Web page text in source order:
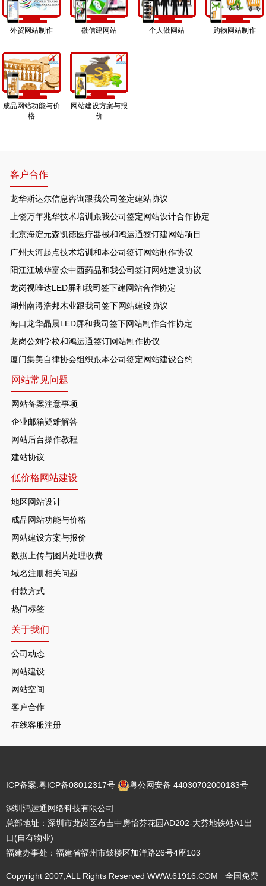
外贸网站制作 微信建网站 个人做网站 购物网站制作
成品网站功能与价
格
网站建设方案与报
价
客户合作
龙华斯达尔信息咨询跟我公司签定建站协议
上饶万年兆华技术培训跟我公司签定网站设计合作协定
北京海淀元森凯德医疗器械和鸿运通签订建网站项目
广州天河起点技术培训和本公司签订网站制作协议
阳江江城华富众中西药品和我公司签订网站建设协议
龙岗视唯达LED屏和我司签下建网站合作协定
湖州南浔浩邦木业跟我司签下网站建设协议
海口龙华晶晨LED屏和我司签下网站制作合作协定
龙岗公刘学校和鸿运通签订网站制作协议
厦门集美自律协会组织跟本公司签定网站建设合约
网站常见问题
网站备案注意事项
企业邮箱疑难解答
网站后台操作教程
建站协议
低价格网站建设
地区网站设计
成品网站功能与价格
网站建设方案与报价
数据上传与图片处理收费
域名注册相关问题
付款方式
热门标签
关于我们
公司动态
网站建设
网站空间
客户合作
在线客服注册
ICP备案:粤ICP备08012317号 粤公网安备 44030702000183号
深圳鸿运通网络科技有限公司
总部地址：深圳市龙岗区布吉中房怡芬花园AD202-大芬地铁站A1出
口(自有物业)
福建办事处：福建省福州市鼓楼区加洋路26号4座103
Copyright 2007,ALL Rights Reserved WWW.61916.COM 全国免费